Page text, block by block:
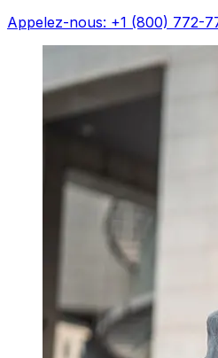
Appelez-nous: +1 (800) 772-